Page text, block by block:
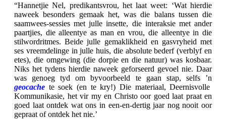
“Hannetjie Nel, predikantsvrou, het laat weet: ‘Wat hierdie
naweek besonders gemaak het, was die balans tussen die
saamwees-sessies met julle insette, die interaksie met ander
paartjies, die alleentye as man en vrou, die alleentye in die
stilwordritmes. Beide julle gemaklikheid en gasvryheid met
ses vreemdelinge in julle huis, die absolute bederf (verblyf en
etes), die omgewing (die dorpie en die natuur) was kosbaar.
Niks het tydens hierdie naweek geforseerd gevoel nie. Daar
was genoeg tyd om byvoorbeeld te gaan stap, selfs ’n
geocache te soek (en te kry!) Die materiaal, Deernisvolle
Kommunikasie, het vir my en Christo oor goed laat praat en
goed laat ontdek wat ons in een-en-dertig jaar nog nooit oor
gepraat of ontdek het nie.’